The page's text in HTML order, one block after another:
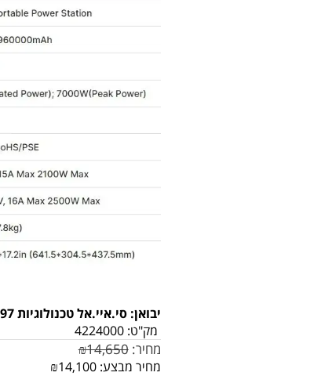
יבואן: סי.איי.אל טכנולוגיות 1997 בע"מ
מק"ט: 4224000
מחיר: ₪14,650
מחיר מבצע: ₪14,100